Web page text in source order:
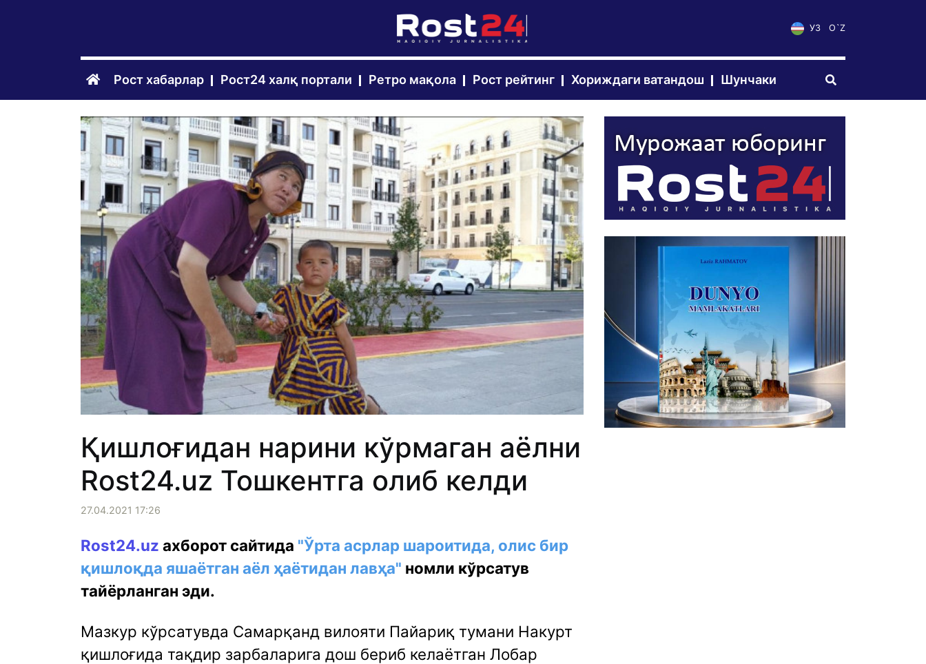
УЗ O`Z
Рост хабарлар Рост24 халқ портали Ретро мақола Рост рейтинг Хориждаги ватандош Шунчаки
Қишлоғидан нарини кўрмаган аёлни
Rost24.uz Тошкентга олиб келди
27.04.2021 17:26
Rost24.uz ахборот сайтида "Ўрта асрлар шароитида, олис бир
қишлоқда яшаётган аёл ҳаётидан лавҳа" номли кўрсатув
тайёрланган эди.
Мазкур кўрсатувда Самарқанд вилояти Пайариқ тумани Накурт
қишлоғида тақдир зарбаларига дош бериб келаётган Лобар